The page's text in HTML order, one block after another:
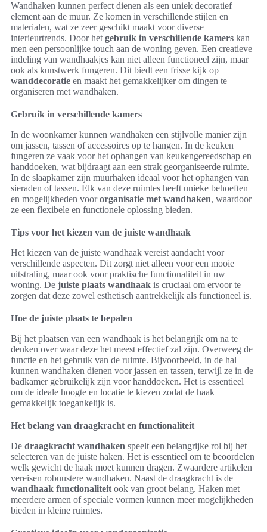
Wandhaken kunnen perfect dienen als een uniek decoratief
element aan de muur. Ze komen in verschillende stijlen en
materialen, wat ze zeer geschikt maakt voor diverse
interieurtrends. Door het gebruik in verschillende kamers kan
men een persoonlijke touch aan de woning geven. Een creatieve
indeling van wandhaakjes kan niet alleen functioneel zijn, maar
ook als kunstwerk fungeren. Dit biedt een frisse kijk op
wanddecoratie en maakt het gemakkelijker om dingen te
organiseren met wandhaken.
Gebruik in verschillende kamers
In de woonkamer kunnen wandhaken een stijlvolle manier zijn
om jassen, tassen of accessoires op te hangen. In de keuken
fungeren ze vaak voor het ophangen van keukengereedschap en
handdoeken, wat bijdraagt aan een strak georganiseerde ruimte.
In de slaapkamer zijn muurhaken ideaal voor het ophangen van
sieraden of tassen. Elk van deze ruimtes heeft unieke behoeften
en mogelijkheden voororganisatie met wandhaken, waardoor
ze een flexibele en functionele oplossing bieden.
Tips voor het kiezen van de juiste wandhaak
Het kiezen van de juiste wandhaak vereist aandacht voor
verschillende aspecten. Dit zorgt niet alleen voor een mooie
uitstraling, maar ook voor praktische functionaliteit in uw
woning. De juiste plaats wandhaak is cruciaal om ervoor te
zorgen dat deze zowel esthetisch aantrekkelijk als functioneel is.
Hoe de juiste plaats te bepalen
Bij het plaatsen van een wandhaak is het belangrijk om na te
denken over waar deze het meest effectief zal zijn. Overweeg de
functie en het gebruik van de ruimte. Bijvoorbeeld, in de hal
kunnen wandhaken dienen voor jassen en tassen, terwijl ze in de
badkamer gebruikelijk zijn voor handdoeken. Het is essentieel
om de ideale hoogte en locatie te kiezen zodat de haak
gemakkelijk toegankelijk is.
Het belang van draagkracht en functionaliteit
De draagkracht wandhaken speelt een belangrijke rol bij het
selecteren van de juiste haken. Het is essentieel om te beoordelen
welk gewicht de haak moet kunnen dragen. Zwaardere artikelen
vereisen robuustere wandhaken. Naast de draagkracht is de
wandhaak functionaliteit ook van groot belang. Haken met
meerdere armen of speciale vormen kunnen meer mogelijkheden
bieden in kleine ruimtes.